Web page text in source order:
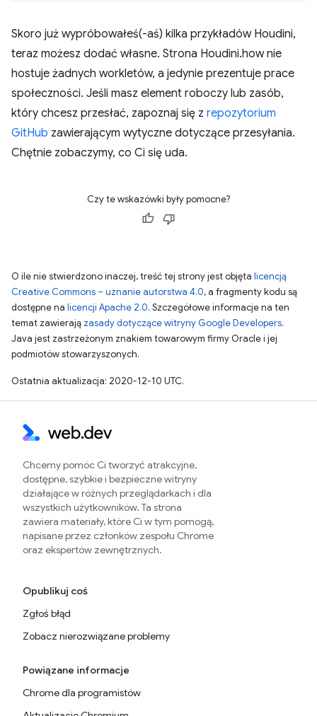
Skoro już wypróbowałeś(-aś) kilka przykładów Houdini,
teraz możesz dodać własne. Strona Houdini.how nie
hostuje żadnych workletów, a jedynie prezentuje prace
społeczności. Jeśli masz element roboczy lub zasób,
który chcesz przesłać, zapoznaj się z repozytorium
GitHub zawierającym wytyczne dotyczące przesyłania.
Chętnie zobaczymy, co Ci się uda.
Czy te wskazówki były pomocne?
O ile nie stwierdzono inaczej, treść tej strony jest objęta licencją
Creative Commons – uznanie autorstwa 4.0, a fragmenty kodu są
dostępne na licencji Apache 2.0. Szczegółowe informacje na ten
temat zawierają zasady dotyczące witryny Google Developers.
Java jest zastrzeżonym znakiem towarowym firmy Oracle i jej
podmiotów stowarzyszonych.
Ostatnia aktualizacja: 2020-12-10 UTC.
Chcemy pomóc Ci tworzyć atrakcyjne,
dostępne, szybkie i bezpieczne witryny
działające w różnych przeglądarkach i dla
wszystkich użytkowników. Ta strona
zawiera materiały, które Ci w tym pomogą,
napisane przez członków zespołu Chrome
oraz ekspertów zewnętrznych.
Opublikuj coś
Zgłoś błąd
Zobacz nierozwiązane problemy
Powiązane informacje
Chrome dla programistów